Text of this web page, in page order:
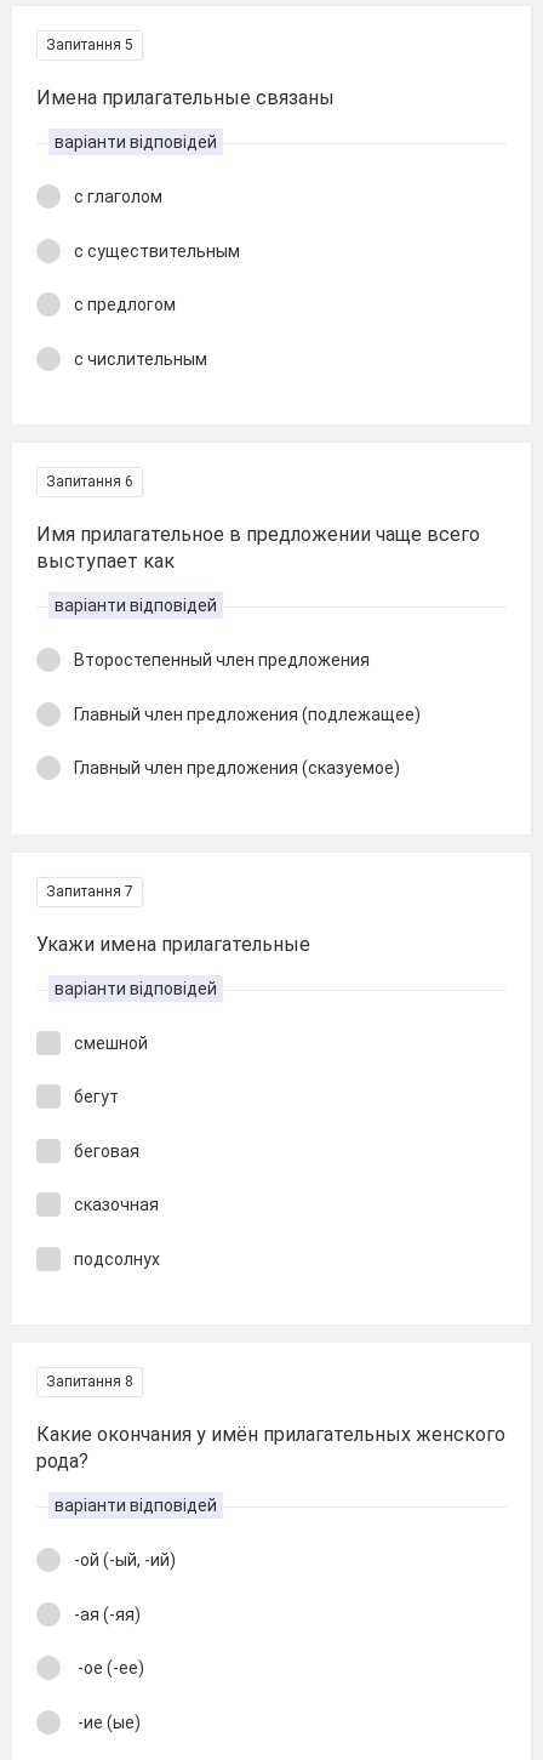
Запитання 5
Имена прилагательные связаны
варіанти відповідей
с глаголом
с существительным
с предлогом
с числительным
Запитання 6
Имя прилагательное в предложении чаще всего
выступает как
варіанти відповідей
Второстепенный член предложения
Главный член предложения (подлежащее)
Главный член предложения (сказуемое)
Запитання 7
Укажи имена прилагательные
варіанти відповідей
смешной
бегут
беговая
сказочная
подсолнух
Запитання 8
Какие окончания у имён прилагательных женского
рода?
варіанти відповідей
-ой (-ый, -ий)
-ая (-яя)
-ое (-ее)
-ие (ые)